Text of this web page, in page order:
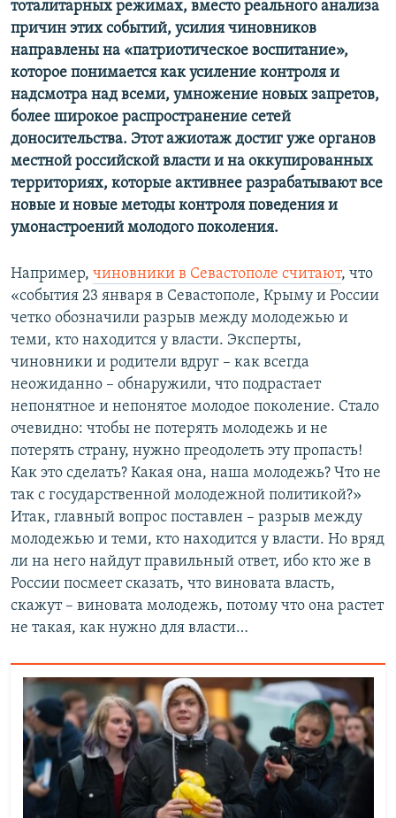
тоталитарных режимах, вместо реального анализа
причин этих событий, усилия чиновников
направлены на «патриотическое воспитание»,
которое понимается как усиление контроля и
надсмотра над всеми, умножение новых запретов,
более широкое распространение сетей
доносительства. Этот ажиотаж достиг уже органов
местной российской власти и на оккупированных
территориях, которые активнее разрабатывают все
новые и новые методы контроля поведения и
умонастроений молодого поколения.
Например, чиновники в Севастополе считают, что
«события 23 января в Севастополе, Крыму и России
четко обозначили разрыв между молодежью и
теми, кто находится у власти. Эксперты,
чиновники и родители вдруг – как всегда
неожиданно – обнаружили, что подрастает
непонятное и непонятое молодое поколение. Стало
очевидно: чтобы не потерять молодежь и не
потерять страну, нужно преодолеть эту пропасть!
Как это сделать? Какая она, наша молодежь? Что не
так с государственной молодежной политикой?»
Итак, главный вопрос поставлен – разрыв между
молодежью и теми, кто находится у власти. Но вряд
ли на него найдут правильный ответ, ибо кто же в
России посмеет сказать, что виновата власть,
скажут – виновата молодежь, потому что она растет
не такая, как нужно для власти…